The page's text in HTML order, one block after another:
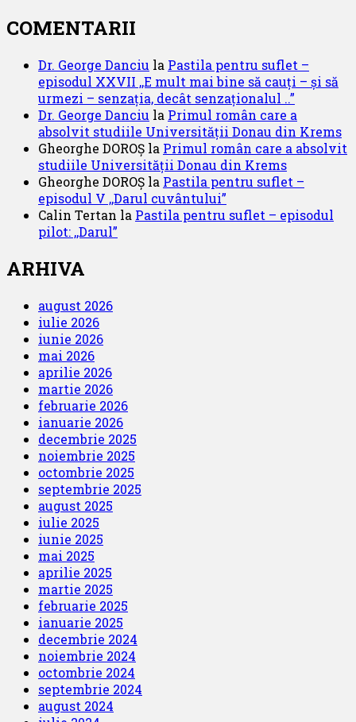
COMENTARII
Dr. George Danciu la Pastila pentru suflet –
episodul XXVII ,,E mult mai bine să cauți – și să
urmezi – senzația, decât senzaționalul ..”
Dr. George Danciu la Primul român care a
absolvit studiile Universității Donau din Krems
Gheorghe DOROȘ la Primul român care a absolvit
studiile Universității Donau din Krems
Gheorghe DOROȘ la Pastila pentru suflet –
episodul V ,,Darul cuvântului”
Calin Tertan la Pastila pentru suflet – episodul
pilot: ,,Darul”
ARHIVA
august 2026
iulie 2026
iunie 2026
mai 2026
aprilie 2026
martie 2026
februarie 2026
ianuarie 2026
decembrie 2025
noiembrie 2025
octombrie 2025
septembrie 2025
august 2025
iulie 2025
iunie 2025
mai 2025
aprilie 2025
martie 2025
februarie 2025
ianuarie 2025
decembrie 2024
noiembrie 2024
octombrie 2024
septembrie 2024
august 2024